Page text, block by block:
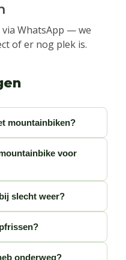
WhatsApp — we
of er nog plek is.
mountainbiken?
voor
slecht weer?
onderweg?